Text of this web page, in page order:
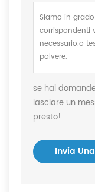
se hai
lasciare un
presto!
Invia